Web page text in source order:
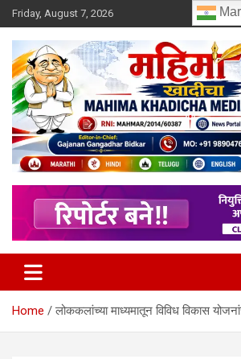
Skip
to
content
Friday, August 7, 2026
Mahimakhadicha
Home लोककलांच्या माध्यमातून विविध विकास